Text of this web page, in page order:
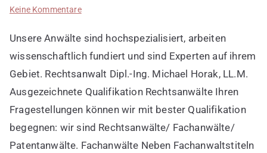
Keine Kommentarezu
entdecken
Unsere Anwälte sind hochspezialisiert, arbeiten
wissenschaftlich fundiert und sind Experten auf ihrem
Gebiet. Rechtsanwalt Dipl.-Ing. Michael Horak, LL.M.
Ausgezeichnete Qualifikation Rechtsanwälte Ihren
Fragestellungen können wir mit bester Qualifikation
begegnen: wir sind Rechtsanwälte/ Fachanwälte/
Patentanwälte. Fachanwälte Neben Fachanwaltstiteln